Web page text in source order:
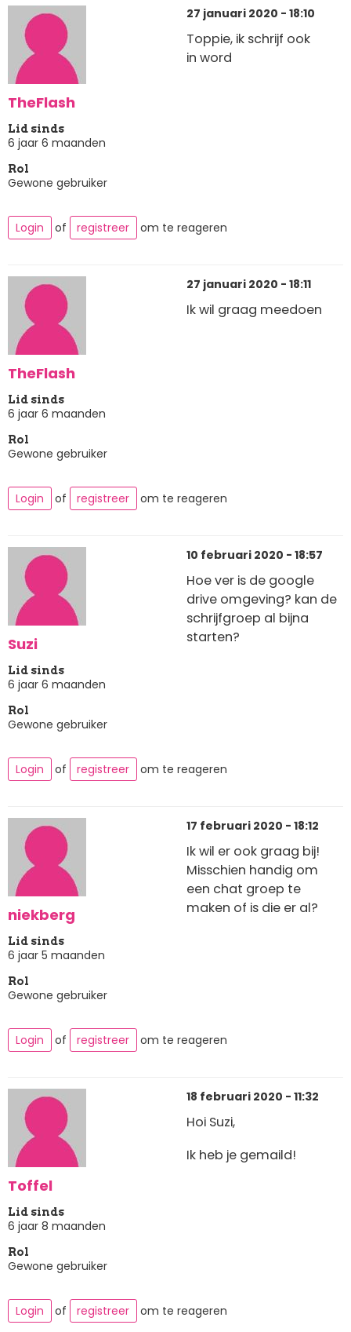
TheFlash
Lid sinds
6 jaar 6 maanden
Rol
Gewone gebruiker
27 januari 2020 - 18:10
Toppie, ik schrijf ook
in word
Login of registreer om te reageren
TheFlash
Lid sinds
6 jaar 6 maanden
Rol
Gewone gebruiker
27 januari 2020 - 18:11
Ik wil graag meedoen
Login of registreer om te reageren
Suzi
Lid sinds
6 jaar 6 maanden
Rol
Gewone gebruiker
10 februari 2020 - 18:57
Hoe ver is de google
drive omgeving? kan de
schrijfgroep al bijna
starten?
Login of registreer om te reageren
niekberg
Lid sinds
6 jaar 5 maanden
Rol
Gewone gebruiker
17 februari 2020 - 18:12
Ik wil er ook graag bij!
Misschien handig om
een chat groep te
maken of is die er al?
Login of registreer om te reageren
Toffel
Lid sinds
6 jaar 8 maanden
Rol
Gewone gebruiker
18 februari 2020 - 11:32
Hoi Suzi,
Ik heb je gemaild!
Login of registreer om te reageren